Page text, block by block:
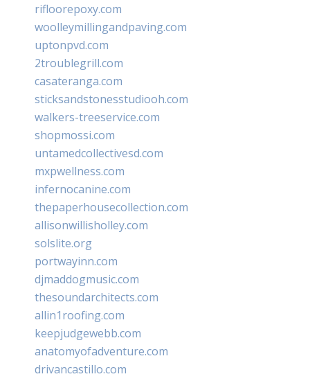
rifloorepoxy.com
woolleymillingandpaving.com
uptonpvd.com
2troublegrill.com
casateranga.com
sticksandstonesstudiooh.com
walkers-treeservice.com
shopmossi.com
untamedcollectivesd.com
mxpwellness.com
infernocanine.com
thepaperhousecollection.com
allisonwillisholley.com
solslite.org
portwayinn.com
djmaddogmusic.com
thesoundarchitects.com
allin1roofing.com
keepjudgewebb.com
anatomyofadventure.com
drivancastillo.com